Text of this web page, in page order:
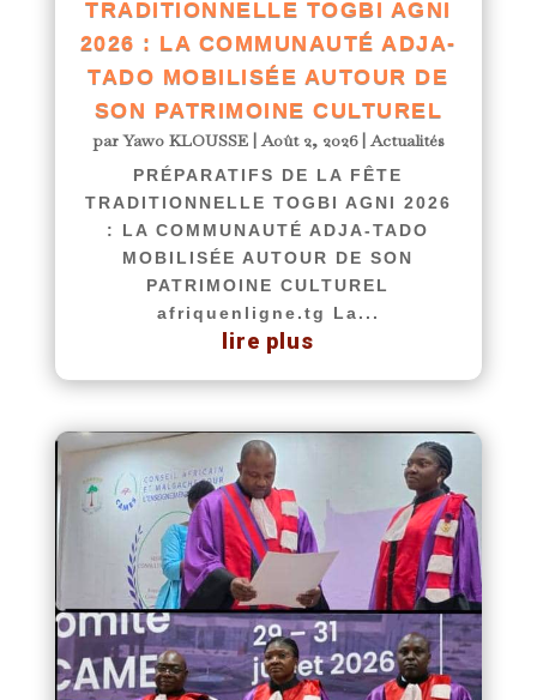
TRADITIONNELLE TOGBI AGNI
2026 : LA COMMUNAUTÉ ADJA-
TADO MOBILISÉE AUTOUR DE
SON PATRIMOINE CULTUREL
parYawo KLOUSSE|Août 2, 2026|Actualités
PRÉPARATIFS DE LA FÊTE
TRADITIONNELLE TOGBI AGNI 2026
: LA COMMUNAUTÉ ADJA-TADO
MOBILISÉE AUTOUR DE SON
PATRIMOINE CULTUREL
afriquenligne.tg La...
lire plus